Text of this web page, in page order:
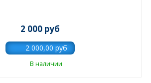
2 000 руб
В наличии